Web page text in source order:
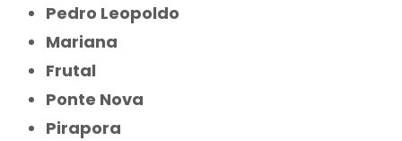
Pedro Leopoldo
Mariana
Frutal
Ponte Nova
Pirapora